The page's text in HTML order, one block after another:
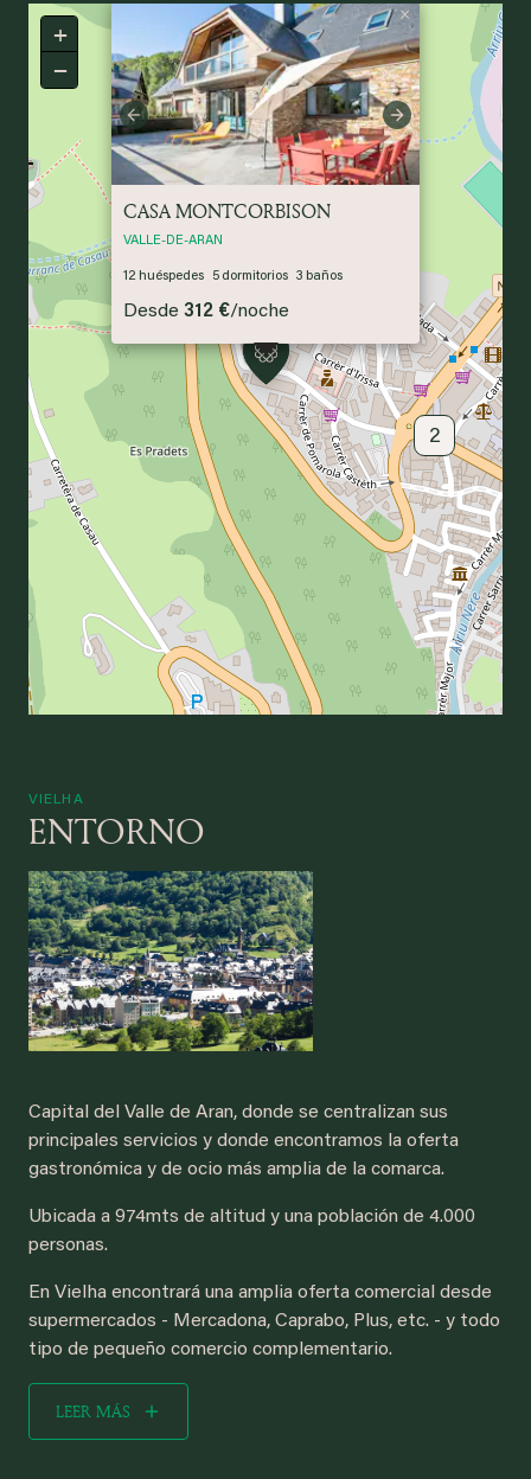
2
Previous Next
CASA MONTCORBISON
VALLE-DE-ARAN
12huéspedes 5 dormitorios 3 baños
Desde 312 €/noche
×
+
−
VIELHA
ENTORNO
Capital del Valle de Aran, donde se centralizan sus
principales servicios y donde encontramos la oferta
gastronómica y de ocio más amplia de la comarca.
Ubicada a 974mts de altitud y una población de 4.000
personas.
En Vielha encontrará una amplia oferta comercial desde
supermercados - Mercadona, Caprabo, Plus, etc. - y todo
tipo de pequeño comercio complementario.
LEER MÁS